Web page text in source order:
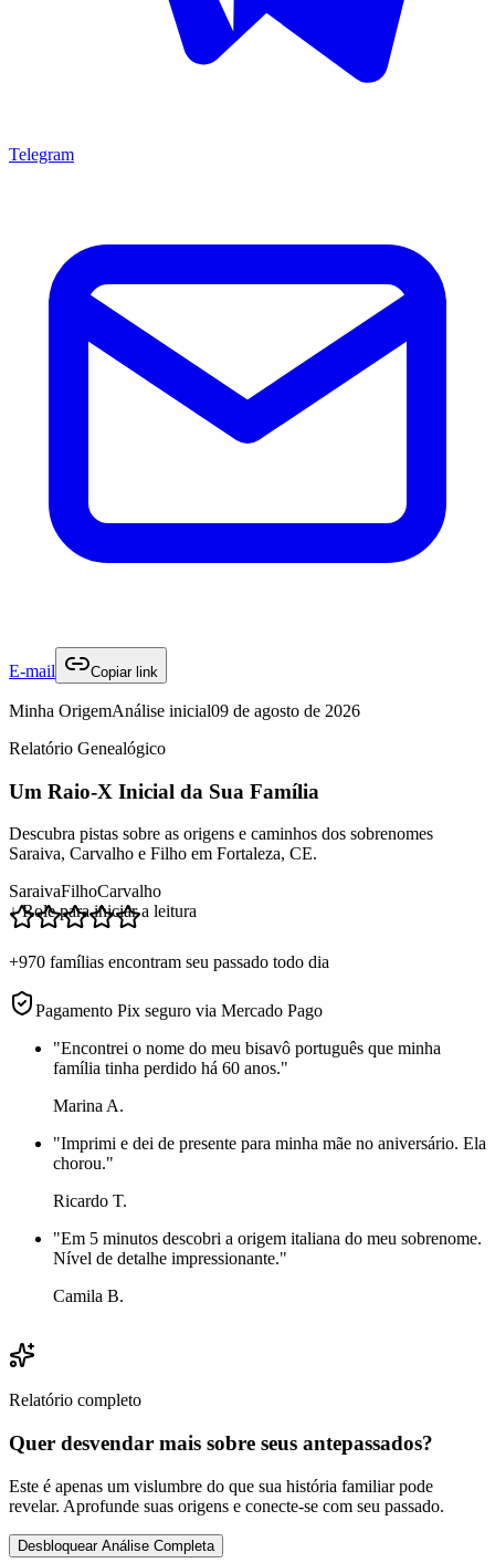
Telegram
E-mail Copiar link
Minha OrigemAnálise inicial09 de agosto de 2026
Relatório Genealógico
Um Raio-X Inicial da Sua Família
Descubra pistas sobre as origens e caminhos dos sobrenomes
Saraiva, Carvalho e Filho em Fortaleza, CE.
SaraivaFilhoCarvalho
↓ Role para iniciar a leitura
+970 famílias encontram seu passado todo dia
Pagamento Pix seguro via Mercado Pago
"Encontrei o nome do meu bisavô português que minha
família tinha perdido há 60 anos."
Marina A.
"Imprimi e dei de presente para minha mãe no aniversário. Ela
chorou."
Ricardo T.
"Em 5 minutos descobri a origem italiana do meu sobrenome.
Nível de detalhe impressionante."
Camila B.
Relatório completo
Quer desvendar mais sobre seus antepassados?
Este é apenas um vislumbre do que sua história familiar pode
revelar. Aprofunde suas origens e conecte-se com seu passado.
Desbloquear Análise Completa